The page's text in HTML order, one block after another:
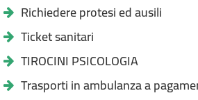
Richiedere protesi ed ausili
Ticket sanitari
TIROCINI PSICOLOGIA
Trasporti in ambulanza a